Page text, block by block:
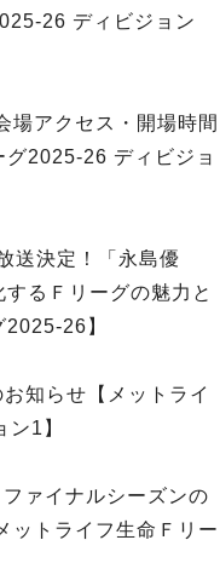
26 ディビジョン
場アクセス・開場時間
2025-26 ディビジョ
送決定！「永島優
るＦリーグの魅力と
26】
知らせ【メットライ
1】
ァイナルシーズンの
ットライフ生命Ｆリー